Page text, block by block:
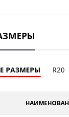
РАЗМЕРЫ R20